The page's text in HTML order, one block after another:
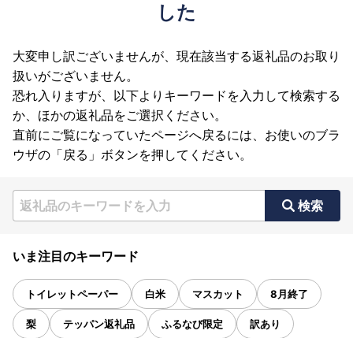
した
大変申し訳ございませんが、現在該当する返礼品のお取り
扱いがございません。
恐れ入りますが、以下よりキーワードを入力して検索する
か、ほかの返礼品をご選択ください。
直前にご覧になっていたページへ戻るには、お使いのブラ
ウザの「戻る」ボタンを押してください。
検索
いま注目のキーワード
トイレットペーパー 白米 マスカット 8月終了
梨 テッパン返礼品 ふるなび限定 訳あり